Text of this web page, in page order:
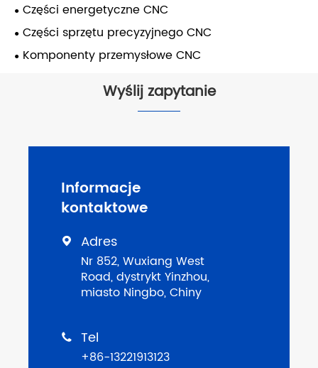
Części energetyczne CNC
Części sprzętu precyzyjnego CNC
Komponenty przemysłowe CNC
Wyślij zapytanie
Informacje
kontaktowe
 Adres
Nr 852, Wuxiang West
Road, dystrykt Yinzhou,
miasto Ningbo, Chiny
 Tel
+86-13221913123